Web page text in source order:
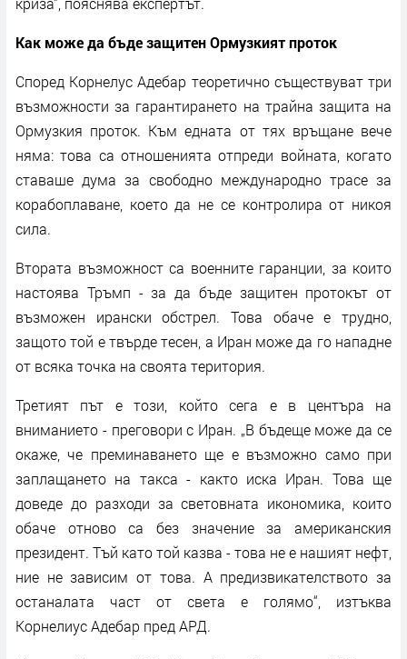
Как може да бъде защитен Ормузкият проток
Според Корнелус Адебар теоретично съществуват три
възможности за гарантирането на трайна защита на
Ормузкия проток. Към едната от тях връщане вече
няма: това са отношенията отпреди войната, когато
ставаше дума за свободно международно трасе за
корабоплаване, което да не се контролира от никоя
сила.
Втората възможност са военните гаранции, за които
настоява Тръмп - за да бъде защитен протокът от
възможен ирански обстрел. Това обаче е трудно,
защото той е твърде тесен, а Иран може да го нападне
от всяка точка на своята територия.
Третият път е този, който сега е в центъра на
вниманието - преговори с Иран. „В бъдеще може да се
окаже, че преминаването ще е възможно само при
заплащането на такса - както иска Иран. Това ще
доведе до разходи за световната икономика, които
обаче отново са без значение за американския
президент. Тъй като той казва - това не е нашият нефт,
ние не зависим от това. А предизвикателството за
останалата част от света е голямо“, изтъква
Корнелиус Адебар пред АРД.